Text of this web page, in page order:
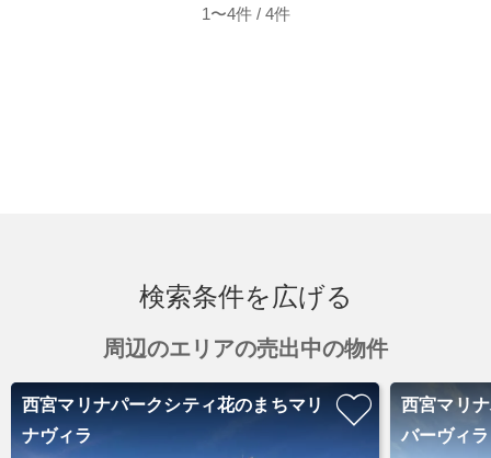
1〜4件 / 4件
検索条件を広げる
周辺のエリアの売出中の物件
西宮マリナパークシティ花のまちマリ
ナヴィラ
西宮マリ
バーヴィラ